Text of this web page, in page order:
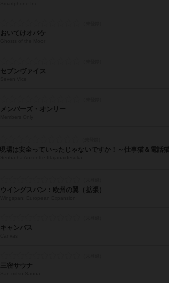
おいてけオバケ
セブンヴァイス
メンバーズ・オンリー
ウイングスパン：欧州の翼（拡張）
キャンバス
三密サウナ